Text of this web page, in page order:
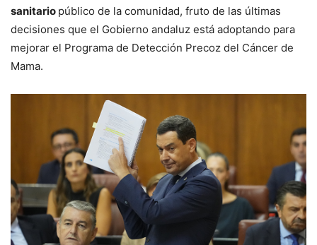
sanitario público de la comunidad, fruto de las últimas
decisiones que el Gobierno andaluz está adoptando para
mejorar el Programa de Detección Precoz del Cáncer de
Mama.